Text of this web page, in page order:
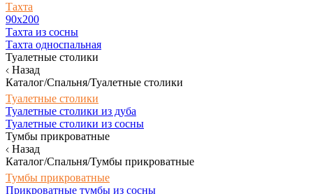
Тахта
90х200
Тахта из сосны
Тахта односпальная
Туалетные столики
Назад
Каталог/Спальня/Туалетные столики
Туалетные столики
Туалетные столики из дуба
Туалетные столики из сосны
Тумбы прикроватные
Назад
Каталог/Спальня/Тумбы прикроватные
Тумбы прикроватные
Прикроватные тумбы из сосны